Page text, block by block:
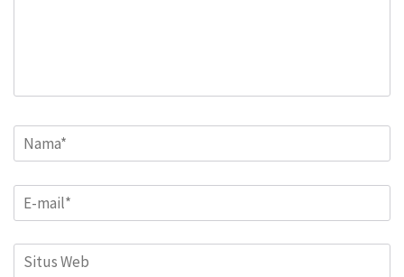
Name*
Email*
Situs